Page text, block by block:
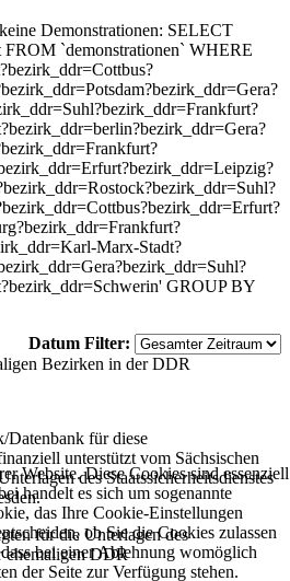
Demonstrationen: SELECT
`demonstrationen` WHERE
Marx-Stadt?
GROUP BY
Datum Filter:
Datenbank für diese
unterstützt vom Sächsischen
des Staatssicherheitsdienstes
Website. Diese Cookies sind essenziell
handelt es sich um sogenannte
das Ihre Cookie-Einstellungen
ob Sie die Cookies zulassen
bei einer Ablehnung womöglich
der Seite zur Verfügung stehen.